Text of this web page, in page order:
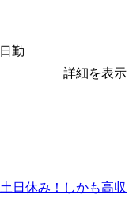
勤
詳細を表示